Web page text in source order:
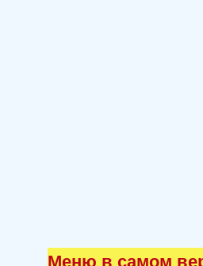
Меню в самом